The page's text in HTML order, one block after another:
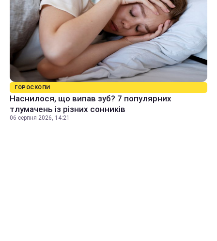
ГОРОСКОПИ
Наснилося, що випав зуб? 7 популярних
тлумачень із різних сонників
06 серпня 2026, 14:21